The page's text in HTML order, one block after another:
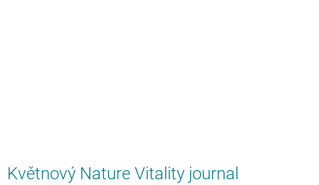
Květnový Nature Vitality journal